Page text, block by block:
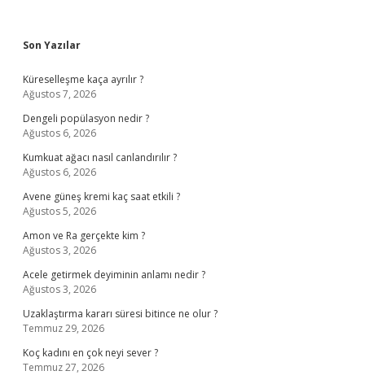
Sidebar
Son Yazılar
Küreselleşme kaça ayrılır ?
Ağustos 7, 2026
Dengeli popülasyon nedir ?
Ağustos 6, 2026
Kumkuat ağacı nasıl canlandırılır ?
Ağustos 6, 2026
Avene güneş kremi kaç saat etkili ?
Ağustos 5, 2026
Amon ve Ra gerçekte kim ?
Ağustos 3, 2026
Acele getirmek deyiminin anlamı nedir ?
Ağustos 3, 2026
Uzaklaştırma kararı süresi bitince ne olur ?
Temmuz 29, 2026
Koç kadını en çok neyi sever ?
Temmuz 27, 2026